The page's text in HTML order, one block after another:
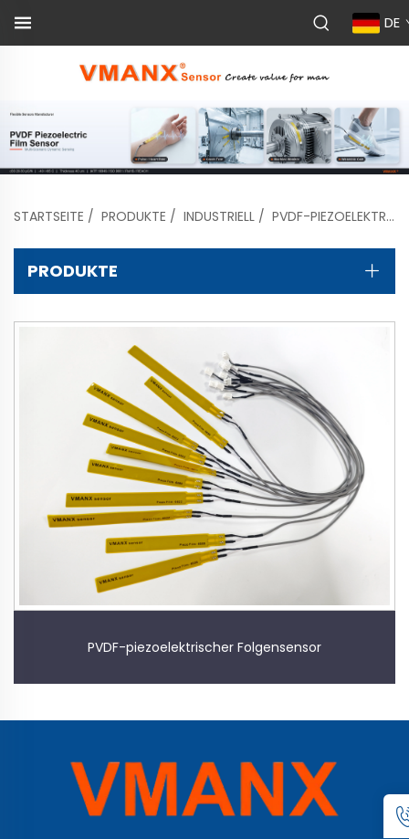
DE
STARTSEITE / PRODUKTE / INDUSTRIELL / PVDF-PIEZOELEKTRISCHER SENSOR
PRODUKTE
PVDF-piezoelektrischer Folgensensor